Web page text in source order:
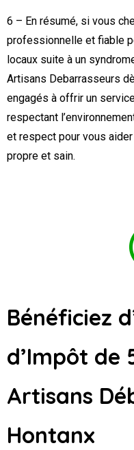
6 – En résumé, si vous
professionnelle et fiable
locaux suite à un
Artisans Debarrasseurs
engagés à offrir un
respectant
et respect pour vous
propre et sain.
Bénéficiez
d’Impôt de
Artisans
Hontanx